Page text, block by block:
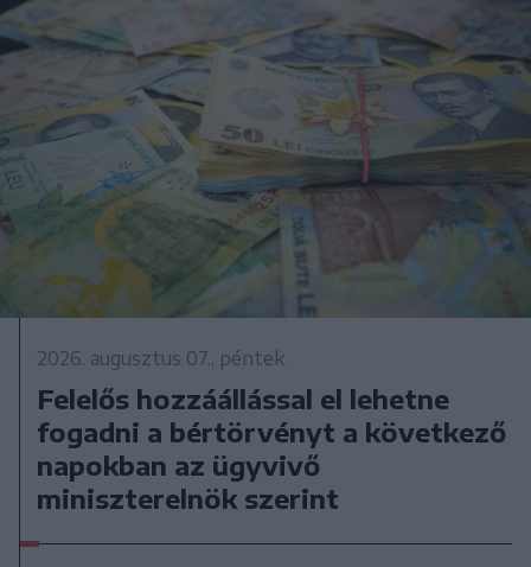
2026. augusztus 07., péntek
Felelős hozzáállással el lehetne
fogadni a bértörvényt a következő
napokban az ügyvivő
miniszterelnök szerint